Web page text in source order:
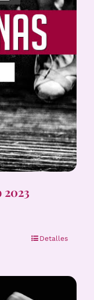
2023
Detalles